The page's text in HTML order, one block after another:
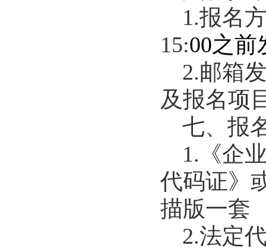
1.报名
15:00之前
2.邮箱
及报名项
七、报
1.《企
代码证》
描版一套
2.法定